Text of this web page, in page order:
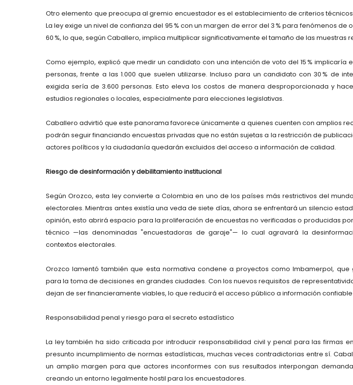
Otro elemento que preocupa al gremio encuestador es el establecimiento de criterios
La ley exige un nivel de confianza del 95 % con un margen de error del 3 % para fenómenos de
60 %, lo que, según Caballero, implica multiplicar significativamente el tamaño de las muestras
Como ejemplo, explicó que medir un candidato con una intención de voto del 15 % implicaría
personas, frente a las 1.000 que suelen utilizarse. Incluso para un candidato con 30 % de
exigida sería de 3.600 personas. Esto eleva los costos de manera desproporcionada y
estudios regionales o locales, especialmente para elecciones legislativas.
Caballero advirtió que este panorama favorece únicamente a quienes cuenten con amplios
podrán seguir financiando encuestas privadas que no están sujetas a la restricción de
actores políticos y la ciudadanía quedarán excluidos del acceso a información de calidad.
Riesgo de desinformación y debilitamiento institucional
Según Orozco, esta ley convierte a Colombia en uno de los países más restrictivos del
electorales. Mientras antes existía una veda de siete días, ahora se enfrentará un silencio
opinión, esto abrirá espacio para la proliferación de encuestas no verificadas o producidas
técnico —las denominadas "encuestadoras de garaje"— lo cual agravará la
contextos electorales.
Orozco lamentó también que esta normativa condene a proyectos como Imbamerpol, que
para la toma de decisiones en grandes ciudades. Con los nuevos requisitos de
dejan de ser financieramente viables, lo que reducirá el acceso público a información
Responsabilidad penal y riesgo para el secreto estadístico
La ley también ha sido criticada por introducir responsabilidad civil y penal para las firmas
presunto incumplimiento de normas estadísticas, muchas veces contradictorias entre sí.
un amplio margen para que actores inconformes con sus resultados interpongan
creando un entorno legalmente hostil para los encuestadores.